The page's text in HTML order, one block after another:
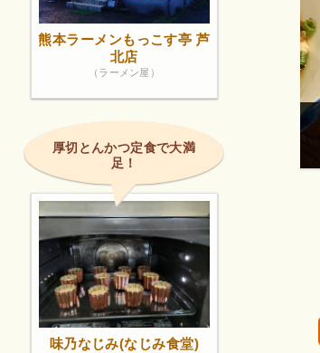
保護されている場合があります。
熊本ラーメンもっこす亭 芦
北店
（ラーメン屋）
厚切とんかつ定食で大満
足！
味乃なじみ(なじみ食堂)